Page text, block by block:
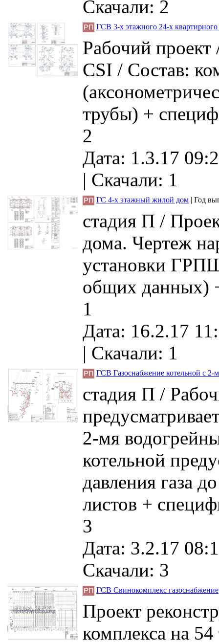
Скачали: 2
ГСВ 3-х этажного 24-х
Рабочий
CSI / Состав:
трубы) +
2
Дата: 1.3.17
| Скачали: 1
ГС 4-х этажный жилой дом | Год
стадия П /
дома. Чертеж
установки
общих данных)
1
Дата: 16.2.17
| Скачали: 1
ГСВ Газоснабжение котельной с 2-
стадия П /
2-мя
котельной
давления газа
листов +
3
Дата: 3.2.17
Скачали: 3
ГСВ Свинокомплекс газоснабжение
Проект
комплекса на